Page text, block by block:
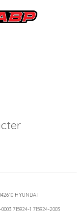
HYUNDAI
715924-1 715924-2003